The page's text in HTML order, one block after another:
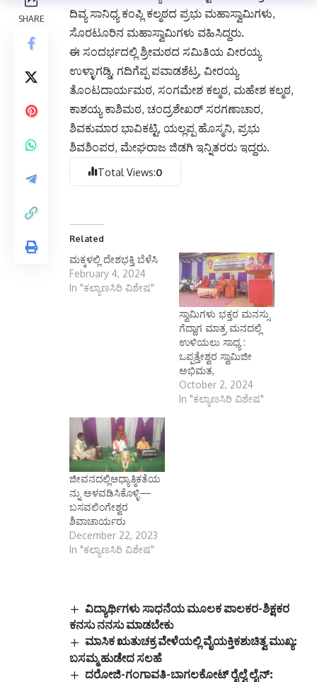
ದಿವ್ಯ ಸಾನಿಧ್ಯ ಕಂಪ್ಲಿ ಕಲ್ಮಠದ ಪ್ರಭು ಮಹಾಸ್ವಾಮಿಗಳು,
ಸೊರಟೂರಿನ ಮಹಾಸ್ವಾಮಿಗಳು ವಹಿಸಿದ್ದರು.
ಈ ಸಂದರ್ಭದಲ್ಲಿ ಶ್ರೀಮಠದ ಸಮಿತಿಯ ವೀರಯ್ಯ
ಉಳ್ಳಾಗಡ್ಡಿ, ಗದಿಗೆಪ್ಪ ಪವಾಡಶೆಟ್ರ, ವೀರಯ್ಯ
ತೊಂಟದಾರ್ಯಮಠ, ಸಂಗಮೇಶ ಕಲ್ಮಠ, ಮಹೇಶ ಕಲ್ಮಠ,
ಕಾಶಯ್ಯ ಕಾಶಿಮಠ, ಚಂದ್ರಶೇಖರ್ ಸರಗಣಾಚಾರ,
ಶಿವಕುಮಾರ ಭಾವಿಕಟ್ಟಿ, ಯಲ್ಲಪ್ಪ ಹೊಸ್ಮನಿ, ಪ್ರಭು
ಶಿವಶಿಂಪರ, ಮೇಘರಾಜ ಜಿಡಗಿ ಇನ್ನಿತರರು ಇದ್ದರು.
Total Views:0
Related
ಮಕ್ಕಳಲ್ಲಿ ದೇಶಭಕ್ತಿ ಬೆಳೆಸಿ
February 4, 2024
In "ಕಲ್ಯಾಣಸಿರಿ ವಿಶೇಷ"
ಸ್ವಾಮಿಗಳು ಭಕ್ತರ ಮನಸ್ಸು
ಗೆದ್ದಾಗ ಮಾತ್ರ ಮನದಲ್ಲಿ
ಉಳಿಯಲು ಸಾಧ್ಯ :
ಒಪ್ಪತ್ತೇಶ್ವರ ಸ್ವಾಮಿಜೀ
ಅಭಿಮತ,
October 2, 2024
In "ಕಲ್ಯಾಣಸಿರಿ ವಿಶೇಷ"
ಜೀವನದಲ್ಲಿಆಧ್ಯಾತ್ಮಿಕತೆಯ
ನ್ನು ಅಳವಡಿಸಿಕೊಳ್ಳಿ—
ಬಸವಲಿಂಗೇಶ್ವರ
ಶಿವಾಚಾರ್ಯರು
December 22, 2023
In "ಕಲ್ಯಾಣಸಿರಿ ವಿಶೇಷ"
ವಿದ್ಯಾರ್ಥಿಗಳು ಸಾಧನೆಯ ಮೂಲಕ ಪಾಲಕರ-ಶಿಕ್ಷಕರ
ಕನಸು ನನಸು ಮಾಡಬೇಕು
ಮಾಸಿಕ ಋತುಚಕ್ರ ವೇಳೆಯಲ್ಲಿ ವೈಯಕ್ತಿಕಶುಚಿತ್ವ ಮುಖ್ಯ:
ಬಸಮ್ಮ ಹುಡೇದ ಸಲಹೆ
ದರೋಜಿ-ಗಂಗಾವತಿ-ಬಾಗಲಕೋಟ್ ರೈಲ್ವೆ ಲೈನ್: